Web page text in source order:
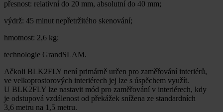
přesnost: relativní do 20 mm, absolutní do 40 mm;
výdrž: 45 minut nepřetržitého skenování;
hmotnost: 2,6 kg;
technologie GrandSLAM.
Ačkoli BLK2FLY není primárně určen pro zaměřování interiérů,
ve velkoprostorových interiérech jej lze s úspěchem využít.
U BLK2FLY lze nastavit mód pro zaměřování v interiérech, kdy
je odstupová vzdálenost od překážek snížena ze standardních
3,6 metru na 1,5 metru.